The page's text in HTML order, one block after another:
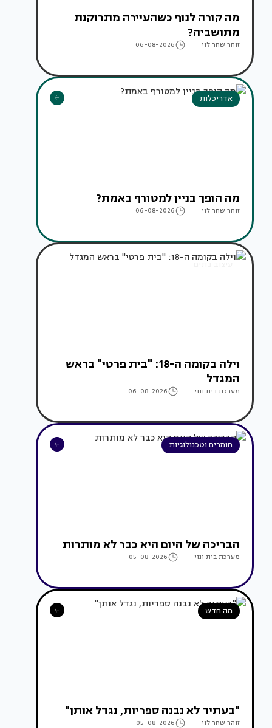
מה קורה לנוף כשהעיירה מתרוקנת
מתושביה?
זוהר שחר לוי 06-08-2026
אדריכלות
מה הופך בניין למטורף באמת?
זוהר שחר לוי 06-08-2026
עיצוב בתים
וילה בקומה ה-18: "בית פרטי" בראש
המגדל
מערכת בית ונוי 06-08-2026
חומרים וטכנולוגיות
הבריכה של היום היא כבר לא מותרות
מערכת בית ונוי 05-08-2026
מה חדש
"בעתיד לא נבנה ספריות, נגדל אותן"
זוהר שחר לוי 05-08-2026